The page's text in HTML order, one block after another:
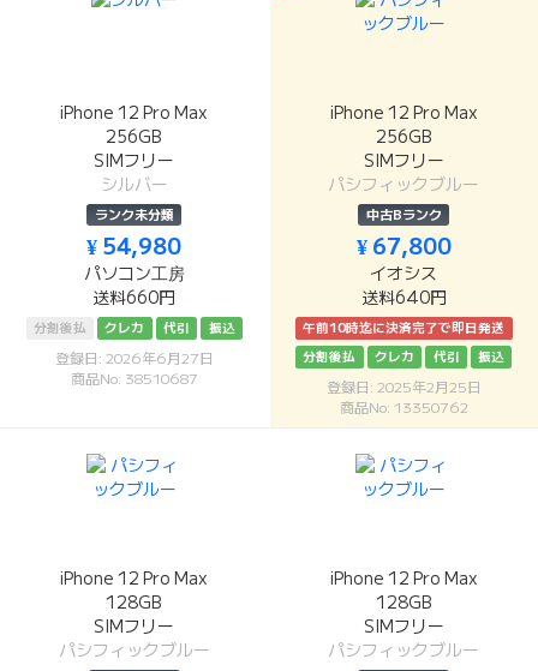
iPhone 12 Pro Max
256GB
SIMフリー
シルバー
ランク未分類
¥ 54,980
パソコン工房
送料660円
分割後払 クレカ 代引 振込
登録日: 2026年6月27日
商品No: 38510687
iPhone 12 Pro Max
256GB
SIMフリー
パシフィックブルー
中古Bランク
¥ 67,800
イオシス
送料640円
午前10時迄に決済完了で即日発送
分割後払
クレカ 代引 振込
登録日: 2025年2月25日
商品No: 13350762
iPhone 12 Pro Max
128GB
SIMフリー
パシフィックブルー
iPhone 12 Pro Max
128GB
SIMフリー
パシフィックブルー